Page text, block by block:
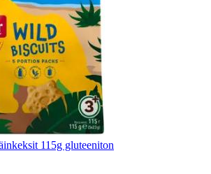
115g gluteeniton